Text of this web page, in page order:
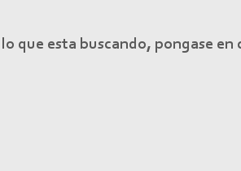
que esta buscando, pongase